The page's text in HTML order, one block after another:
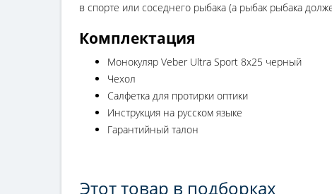
в спорте или соседнего рыбака (а рыбак рыбака
Комплектация
Монокуляр Veber Ultra Sport 8x25 черный
Чехол
Салфетка для протирки оптики
Инструкция на русском языке
Гарантийный талон
Этот товар в подборках